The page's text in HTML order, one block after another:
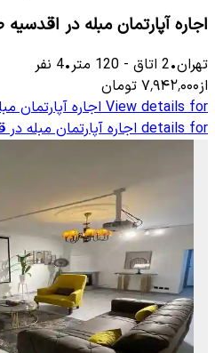
اجاره آپارتمان مبله در
تهران•
2 اتاق -
120 متر•
4 نفر
از۷٬۹۴۲٬۰۰۰ تومان
View details for اجاره آپارتمان
details for اجاره آپارتمان مبله